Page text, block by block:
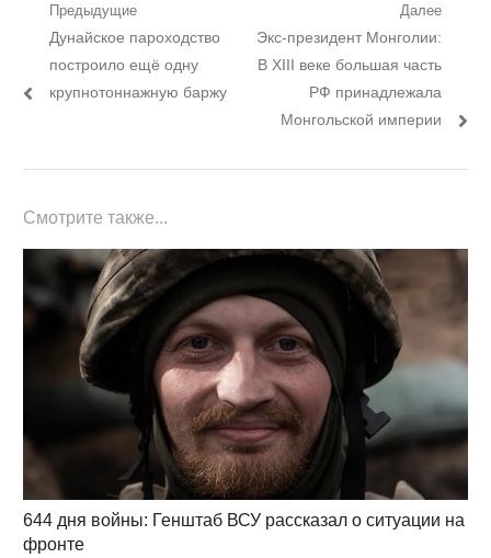
Навигация
по
записям
Предыдущие
Предыдущий
пост:
Дунайское пароходство
построило ещё одну
крупнотоннажную баржу
Далее
Следующий
пост:
Экс-президент Монголии:
В ХІІІ веке большая часть
РФ принадлежала
Монгольской империи
Смотрите также...
644 дня войны: Генштаб ВСУ рассказал о ситуации на
фронте